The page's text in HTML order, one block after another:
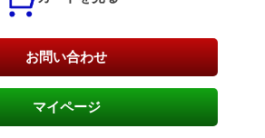
お問い合わせ
マイページ